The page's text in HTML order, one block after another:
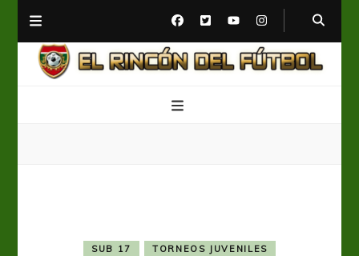
SUB 17 TORNEOS JUVENILES